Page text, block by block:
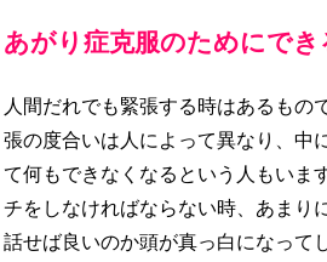
あがり症克服のためにでき
人間だれでも緊張する時はあるもの
張の度合いは人によって異なり、中
て何もできなくなるという人もいま
チをしなければならない時、あまり
話せば良いのか頭が真っ白になって